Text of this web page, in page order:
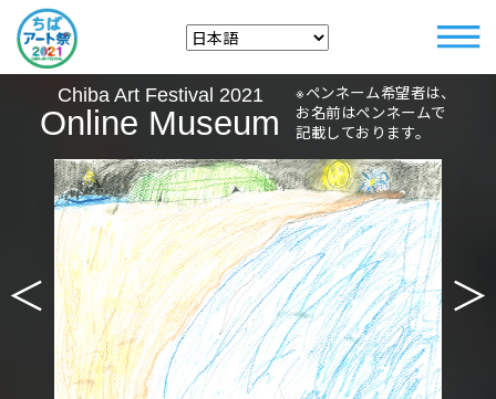
Chiba Art Festival 2021
Online Museum
※ペンネーム希望者は、
お名前はペンネームで
記載しております。
＜ ＞